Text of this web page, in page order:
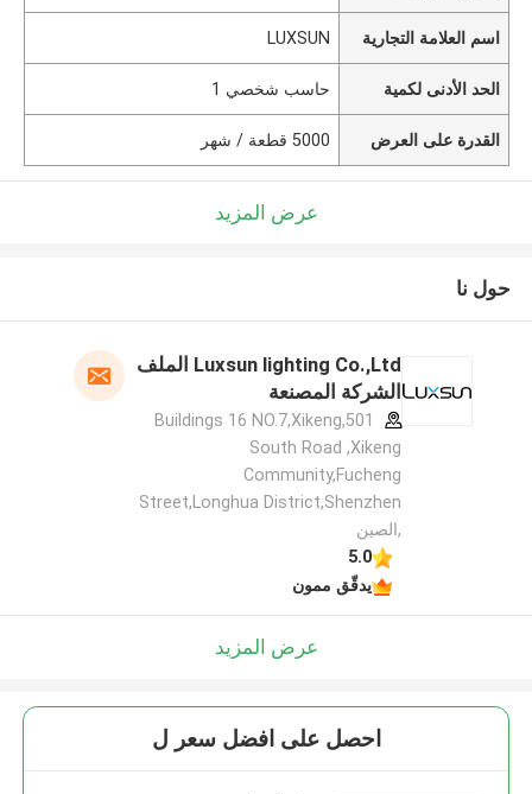
اسم العلامة التجارية LUXSUN
الحد الأدنى لكمية حاسب شخصي 1
القدرة على العرض 5000 قطعة / شهر
عرض المزيد
حول نا
Luxsun lighting Co.,Ltd الملف
الشركة المصنعة
501,Buildings 16 NO.7,Xikeng
South Road ,Xikeng
Community,Fucheng
Street,Longhua District,Shenzhen
,الصين
5.0
يدقّق ممون
عرض المزيد
احصل على افضل سعر ل